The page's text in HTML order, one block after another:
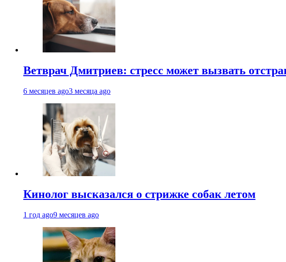
Ветврач Дмитриев: стресс может вызвать
6 месяцев ago3 месяца ago
Кинолог высказался о стрижке собак летом
1 год ago9 месяцев ago